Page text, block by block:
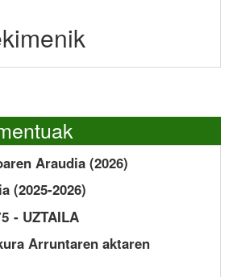
Araudia (2026)
(2025-2026)
- UZTAILA
Arruntaren aktaren